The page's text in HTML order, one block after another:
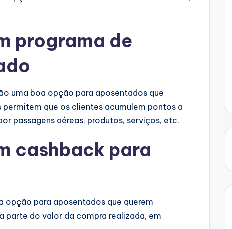
programa de
uma boa opção para aposentados que
que os clientes acumulem pontos a
passagens aéreas, produtos, serviços, etc.
cashback para
opção para aposentados que querem
parte do valor da compra realizada, em